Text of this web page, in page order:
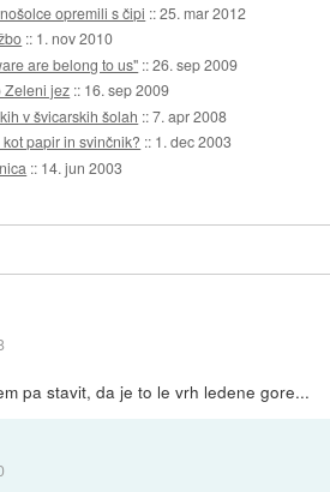
opremili s čipi ::25. mar 2012
:: 1. nov 2010
are belong to us" ::26. sep 2009
Zeleni jez :: 16. sep 2009
v švicarskih šolah ::7. apr 2008
papir in svinčnik? :: 1. dec 2003
:: 14. jun 2003
pa stavit, da je to le vrh ledene gore...